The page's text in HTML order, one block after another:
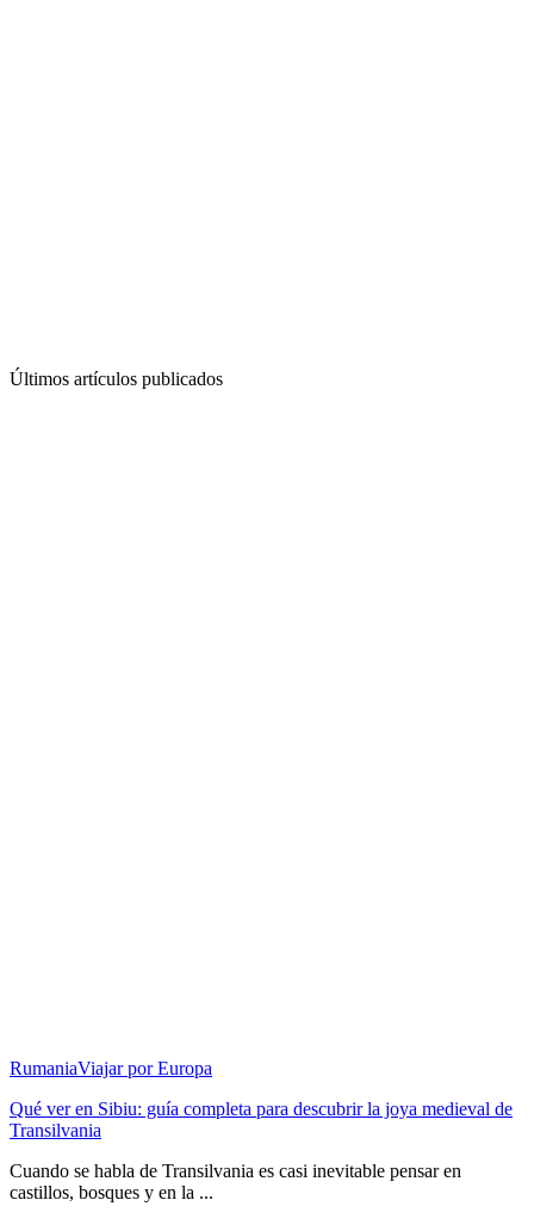
Últimos artículos publicados
RumaniaViajar por Europa
Qué ver en Sibiu: guía completa para descubrir la joya medieval de
Transilvania
Cuando se habla de Transilvania es casi inevitable pensar en
castillos, bosques y en la ...